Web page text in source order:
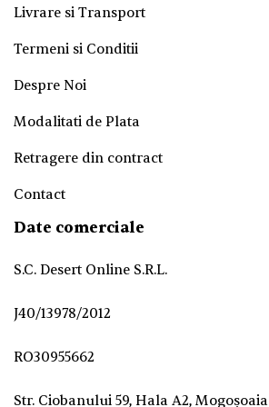
Livrare si Transport
Termeni si Conditii
Despre Noi
Modalitati de Plata
Retragere din contract
Contact
Date comerciale
S.C. Desert Online S.R.L.
J40/13978/2012
RO30955662
Str. Ciobanului 59, Hala A2, Mogoșoaia